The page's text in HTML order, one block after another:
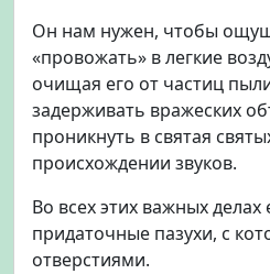
ь
?
Он нам нужен, чтобы
«провожать» в легкие
очищая его от частиц
задерживать вражеских
проникнуть в святая
происхождении звуков.
Во всех этих важных
придаточные пазухи, с
отверстиями.